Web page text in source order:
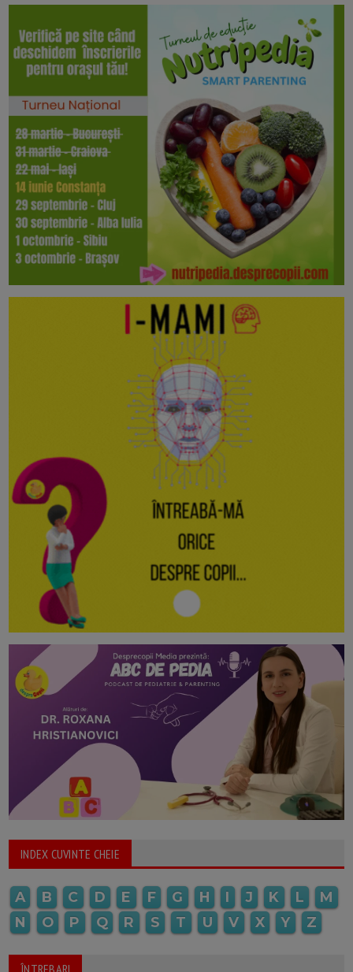
INDEX CUVINTE CHEIE
A B C D E F G H I J K L
M
N
O P Q R S T U V X Y Z